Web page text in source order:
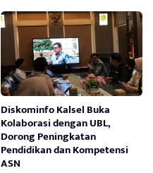
Diskominfo Kalsel Buka
Kolaborasi dengan UBL,
Dorong Peningkatan
Pendidikan dan Kompetensi
ASN